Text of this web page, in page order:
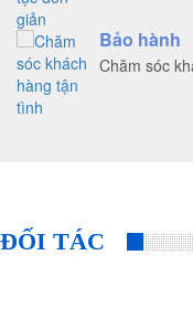
Bảo hành
Chăm sóc
ĐỐI TÁC